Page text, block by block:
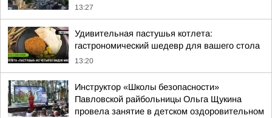
13:27
Удивительная пастушья котлета:
гастрономический шедевр для вашего стола
13:20
Инструктор «Школы безопасности»
Павловской райбольницы Ольга Щукина
провела занятие в детском оздоровительном